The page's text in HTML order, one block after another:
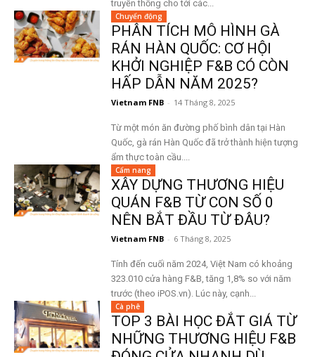
truyền thống cho tới các...
Chuyển động
PHÂN TÍCH MÔ HÌNH GÀ
RÁN HÀN QUỐC: CƠ HỘI
KHỞI NGHIỆP F&B CÓ CÒN
HẤP DẪN NĂM 2025?
Vietnam FNB - 14 Tháng 8, 2025
Từ một món ăn đường phố bình dân tại Hàn
Quốc, gà rán Hàn Quốc đã trở thành hiện tượng
ẩm thực toàn cầu....
Cẩm nang
XÂY DỰNG THƯƠNG HIỆU
QUÁN F&B TỪ CON SỐ 0
NÊN BẮT ĐẦU TỪ ĐÂU?
Vietnam FNB - 6 Tháng 8, 2025
Tính đến cuối năm 2024, Việt Nam có khoảng
323.010 cửa hàng F&B, tăng 1,8% so với năm
trước (theo iPOS.vn). Lúc này, cạnh...
Cà phê
TOP 3 BÀI HỌC ĐẮT GIÁ TỪ
NHỮNG THƯƠNG HIỆU F&B